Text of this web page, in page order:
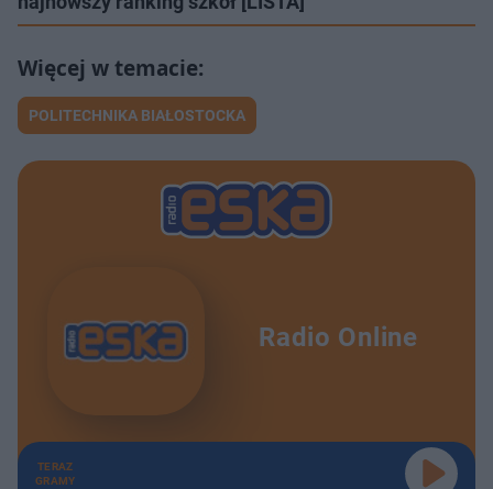
POLITECHNIKA BIAŁOSTOCKA
Radio Online
TERAZ
GRAMY